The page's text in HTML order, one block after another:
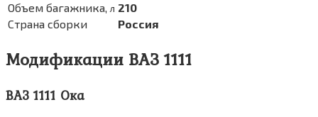
Объем багажника, л 210
Страна сборки
Россия
Модификации ВАЗ 1111
ВАЗ 1111 Ока